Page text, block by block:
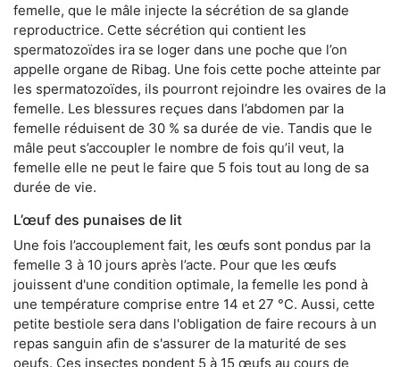
femelle, que le mâle injecte la sécrétion de sa glande
reproductrice. Cette sécrétion qui contient les
spermatozoïdes ira se loger dans une poche que l’on
appelle organe de Ribag. Une fois cette poche atteinte par
les spermatozoïdes, ils pourront rejoindre les ovaires de la
femelle. Les blessures reçues dans l’abdomen par la
femelle réduisent de 30 % sa durée de vie. Tandis que le
mâle peut s’accoupler le nombre de fois qu’il veut, la
femelle elle ne peut le faire que 5 fois tout au long de sa
durée de vie.
L’œuf des punaises de lit
Une fois l’accouplement fait, les œufs sont pondus par la
femelle 3 à 10 jours après l’acte. Pour que les œufs
jouissent d'une condition optimale, la femelle les pond à
une température comprise entre 14 et 27 °C. Aussi, cette
petite bestiole sera dans l'obligation de faire recours à un
repas sanguin afin de s'assurer de la maturité de ses
oeufs. Ces insectes pondent 5 à 15 œufs au cours de